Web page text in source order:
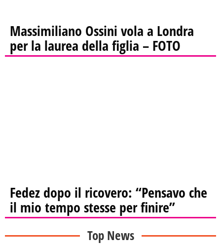
Massimiliano Ossini vola a Londra
per la laurea della figlia – FOTO
Fedez dopo il ricovero: “Pensavo che
il mio tempo stesse per finire”
Top News